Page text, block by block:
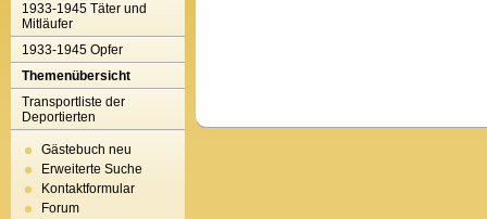
1933-1945 Täter und
Mitläufer
1933-1945 Opfer
Themenübersicht
Transportliste der
Deportierten
Gästebuch neu
Erweiterte Suche
Kontaktformular
Forum